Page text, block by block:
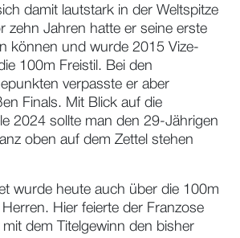
damit lautstark in der Weltspitze
zehn Jahren hatte er seine erste
können und wurde 2015 Vize-
100m Freistil. Bei den
verpasste er aber
Finals. Mit Blick auf die
2024 sollte man den 29-Jährigen
oben auf dem Zettel stehen
wurde heute auch über die 100m
Hier feierte der Franzose
mit dem Titelgewinn den bisher